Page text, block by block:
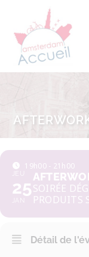
19h00 - 21h00
JEU
25
JAN
SOIRÉE
PRODUITS
Détail de